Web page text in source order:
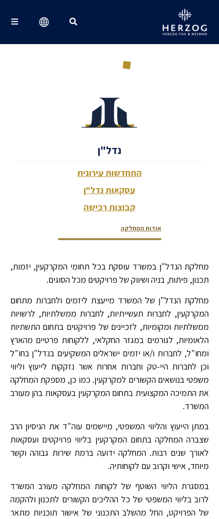
נדל"ן
התחדשות עירונית
עסקאות נדל"ן
קבוצות רכישה
אודות המחלקה
צוות המחלקה
דירוגים ופרסים
צור קשר
מחלקת הנדל"ן במשרד עוסקת בכל תחומי המקרקעין, יזמות,
תכנון, פיתוח, בניה ושיווק של פרויקטים מכל הסוגים.
מחלקת הנדל"ן של המשרד מייעצת ליזמים ולחברות מתחום
המקרקעין, לחברות תעשייתיות, לחברות ממשלתיות, לרשויות
ממשלתיות ומקומיות, לזכיינים של פרויקטים בתחום התשתיות
הלאומיות, לגורמים במגזר החקלאי, ללקוחות פרטיים מהארץ
ומחו"ל, לחברות ו/או יזמים ישראלים המשקיעים בנדל"ן בחו"ל
וכן לחברות היי-טק וחברות אחרות אשר נזקקות לייעוץ וליווי
משפטי בנושאים הקשורים למקרקעין. כמו כן, מספקת המחלקה
את התמיכה המקצועית בתחום המקרקעין בעסקאות בהן מעורב
המשרד.
במתן הייעוץ והליווי המשפטי, מיישמים עוה"ד את הניסיון הרב
שצברה המחלקה בתחום המקרקעין בליווי פרויקטים ועסקאות
לאורך שנים רבות. המחלקה ידועה ברמת שירות גבוהה וקשר
מיוחד, אישי וקרוב עם לקוחותיה.
במסגרת הליווי השוטף של לקוחות המחלקה מעורב המשרד
לרוב בליווי המשפטי של כל ההליכים הקשורים לתכנון ולהקמה
של הפרויקט, החל מהשלב התכנוני של אישור תוכניות מתאר